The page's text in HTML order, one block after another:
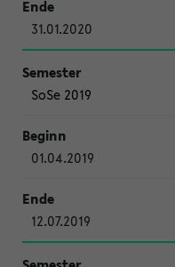
31.01.2020
SoSe 2019
01.04.2019
12.07.2019